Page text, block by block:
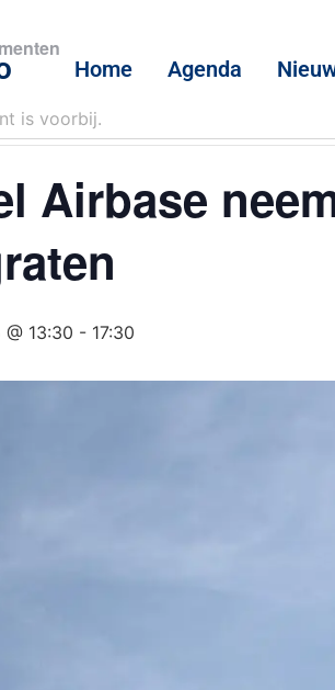
Home Agenda
is voorbij.
Airbase
13:30 - 17:30